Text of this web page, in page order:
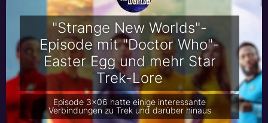
"Strange New Worlds"-
Episode mit "Doctor Who"-
Easter Egg und mehr Star
Trek-Lore
Episode 3x06 hatte einige interessante
Verbindungen zu Trek und darüber hinaus